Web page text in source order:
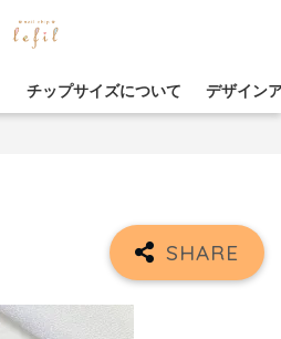
チップサイズについて デザイン